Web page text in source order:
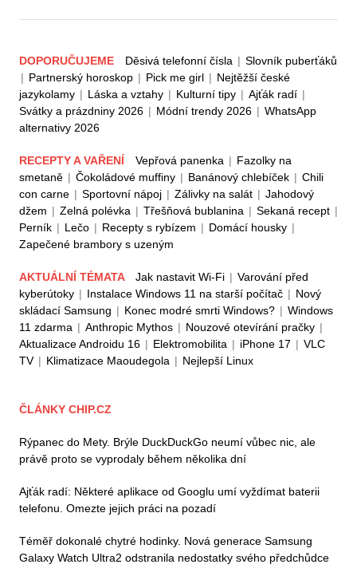
DOPORUČUJEME Děsivá telefonní čísla | Slovník puberťáků
| Partnerský horoskop | Pick me girl | Nejtěžší české
jazykolamy | Láska a vztahy | Kulturní tipy | Ajťák radí |
Svátky a prázdniny 2026 | Módní trendy 2026 | WhatsApp
alternativy 2026
RECEPTY A VAŘENÍ Vepřová panenka | Fazolky na
smetaně | Čokoládové muffiny | Banánový chlebíček | Chili
con carne | Sportovní nápoj | Zálivky na salát | Jahodový
džem | Zelná polévka | Třešňová bublanina | Sekaná recept |
Perník | Lečo | Recepty s rybízem | Domácí housky |
Zapečené brambory s uzeným
AKTUÁLNÍ TÉMATA Jak nastavit Wi-Fi | Varování před
kyberútoky | Instalace Windows 11 na starší počítač | Nový
skládací Samsung | Konec modré smrti Windows? | Windows
11 zdarma | Anthropic Mythos | Nouzové otevírání pračky |
Aktualizace Androidu 16 | Elektromobilita | iPhone 17 | VLC
TV | Klimatizace Maoudegola | Nejlepší Linux
ČLÁNKY CHIP.CZ
Rýpanec do Mety. Brýle DuckDuckGo neumí vůbec nic, ale
právě proto se vyprodaly během několika dní
Ajťák radí: Některé aplikace od Googlu umí vyždímat baterii
telefonu. Omezte jejich práci na pozadí
Téměř dokonalé chytré hodinky. Nová generace Samsung
Galaxy Watch Ultra2 odstranila nedostatky svého předchůdce